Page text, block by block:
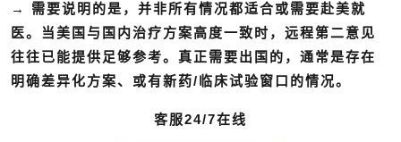
→ 需要说明的是，并非所有情况都适合或需要赴美就
医。当美国与国内治疗方案高度一致时，远程第二意见
往往已能提供足够参考。真正需要出国的，通常是存在
明确差异化方案、或有新药/临床试验窗口的情况。
客服24/7在线